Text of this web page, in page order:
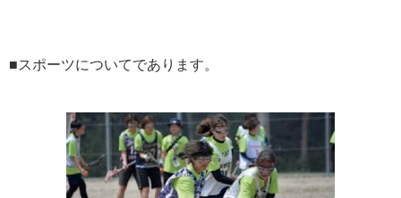
■スポーツについてであります。